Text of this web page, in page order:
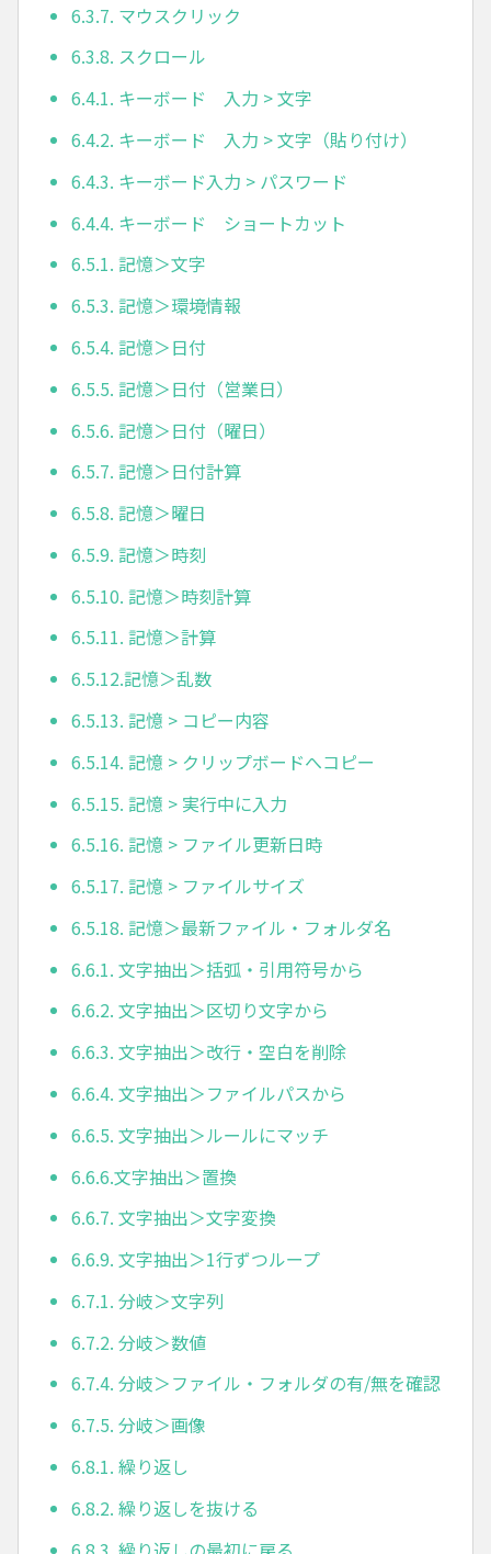
6.3.7. マウスクリック
6.3.8. スクロール
6.4.1. キーボード 入力 > 文字
6.4.2. キーボード 入力 > 文字（貼り付け）
6.4.3. キーボード入力 > パスワード
6.4.4. キーボード ショートカット
6.5.1. 記憶＞文字
6.5.3. 記憶＞環境情報
6.5.4. 記憶＞日付
6.5.5. 記憶＞日付（営業日）
6.5.6. 記憶＞日付（曜日）
6.5.7. 記憶＞日付計算
6.5.8. 記憶＞曜日
6.5.9. 記憶＞時刻
6.5.10. 記憶＞時刻計算
6.5.11. 記憶＞計算
6.5.12.記憶＞乱数
6.5.13. 記憶 > コピー内容
6.5.14. 記憶 > クリップボードへコピー
6.5.15. 記憶 > 実行中に入力
6.5.16. 記憶 > ファイル更新日時
6.5.17. 記憶 > ファイルサイズ
6.5.18. 記憶＞最新ファイル・フォルダ名
6.6.1. 文字抽出＞括弧・引用符号から
6.6.2. 文字抽出＞区切り文字から
6.6.3. 文字抽出＞改行・空白を削除
6.6.4. 文字抽出＞ファイルパスから
6.6.5. 文字抽出＞ルールにマッチ
6.6.6.文字抽出＞置換
6.6.7. 文字抽出＞文字変換
6.6.9. 文字抽出＞1行ずつループ
6.7.1. 分岐＞文字列
6.7.2. 分岐＞数値
6.7.4. 分岐＞ファイル・フォルダの有/無を確認
6.7.5. 分岐＞画像
6.8.1. 繰り返し
6.8.2. 繰り返しを抜ける